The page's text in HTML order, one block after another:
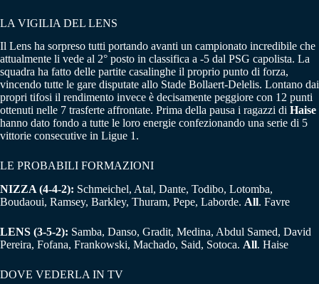
LA VIGILIA DEL LENS
Il Lens ha sorpreso tutti portando avanti un campionato incredibile che
attualmente li vede al 2° posto in classifica a -5 dal PSG capolista. La
squadra ha fatto delle partite casalinghe il proprio punto di forza,
vincendo tutte le gare disputate allo Stade Bollaert-Delelis. Lontano dai
propri tifosi il rendimento invece è decisamente peggiore con 12 punti
ottenuti nelle 7 trasferte affrontate. Prima della pausa i ragazzi di Haise
hanno dato fondo a tutte le loro energie confezionando una serie di 5
vittorie consecutive in Ligue 1.
LE PROBABILI FORMAZIONI
NIZZA (4-4-2): Schmeichel, Atal, Dante, Todibo, Lotomba,
Boudaoui, Ramsey, Barkley, Thuram, Pepe, Laborde. All. Favre
LENS (3-5-2): Samba, Danso, Gradit, Medina, Abdul Samed, David
Pereira, Fofana, Frankowski, Machado, Said, Sotoca. All. Haise
DOVE VEDERLA IN TV